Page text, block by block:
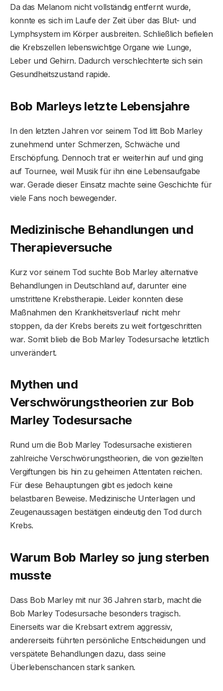
Da das Melanom nicht vollständig entfernt wurde,
konnte es sich im Laufe der Zeit über das Blut- und
Lymphsystem im Körper ausbreiten. Schließlich befielen
die Krebszellen lebenswichtige Organe wie Lunge,
Leber und Gehirn. Dadurch verschlechterte sich sein
Gesundheitszustand rapide.
Bob Marleys letzte Lebensjahre
In den letzten Jahren vor seinem Tod litt Bob Marley
zunehmend unter Schmerzen, Schwäche und
Erschöpfung. Dennoch trat er weiterhin auf und ging
auf Tournee, weil Musik für ihn eine Lebensaufgabe
war. Gerade dieser Einsatz machte seine Geschichte für
viele Fans noch bewegender.
Medizinische Behandlungen und
Therapieversuche
Kurz vor seinem Tod suchte Bob Marley alternative
Behandlungen in Deutschland auf, darunter eine
umstrittene Krebstherapie. Leider konnten diese
Maßnahmen den Krankheitsverlauf nicht mehr
stoppen, da der Krebs bereits zu weit fortgeschritten
war. Somit blieb die Bob Marley Todesursache letztlich
unverändert.
Mythen und
Verschwörungstheorien zur Bob
Marley Todesursache
Rund um die Bob Marley Todesursache existieren
zahlreiche Verschwörungstheorien, die von gezielten
Vergiftungen bis hin zu geheimen Attentaten reichen.
Für diese Behauptungen gibt es jedoch keine
belastbaren Beweise. Medizinische Unterlagen und
Zeugenaussagen bestätigen eindeutig den Tod durch
Krebs.
Warum Bob Marley so jung sterben
musste
Dass Bob Marley mit nur 36 Jahren starb, macht die
Bob Marley Todesursache besonders tragisch.
Einerseits war die Krebsart extrem aggressiv,
andererseits führten persönliche Entscheidungen und
verspätete Behandlungen dazu, dass seine
Überlebenschancen stark sanken.